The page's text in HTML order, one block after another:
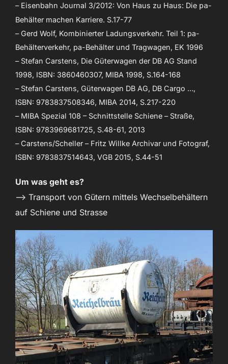
– Eisenbahn Journal 3/2012: Von Haus zu Haus: Die pa-
Behälter machen Karriere. S.17-77
– Gerd Wolf, Kombinierter Ladungsverkehr. Teil 1: pa-
Behälterverkehr, pa-Behälter und Tragwagen, EK 1996
– Stefan Carstens, Die Güterwagen der DB AG Stand
1998, ISBN: 3860460307, MIBA 1998, S.164-168
– Stefan Carstens, Güterwagen DB AG, DB Cargo …,
ISBN: 9783837508346, MIBA 2014, S.217-220
– MIBA Spezial 108 – Schnittstelle Schiene – Straße,
ISBN: 9783969681725, S.48-61, 2013
– Carstens/Scheller – Fritz Willke Archivar und Fotograf,
ISBN: 9783837514643, VGB 2015, S.44-51
Um was geht es?
–> Transport von Gütern mittels Wechselbehältern
auf Schiene und Strasse